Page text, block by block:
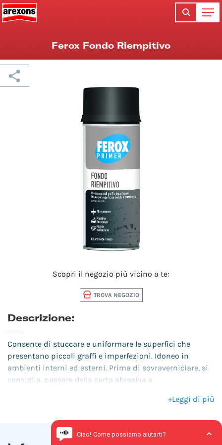
Ferox Fondo Riempitivo
Scopri il negozio più vicino a te:
TROVA NEGOZIO
Descrizione:
Consente di stuccare e uniformare le superfici che
presentano piccoli graffi e imperfezioni. Idoneo in
ambienti interni ed esterni. Prima di sovraverniciare, si
consiglia, passare della carta abrasiva a
+Leggi di più